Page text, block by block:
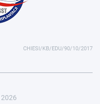
CHIESI/KB/EDU/90/10/2017